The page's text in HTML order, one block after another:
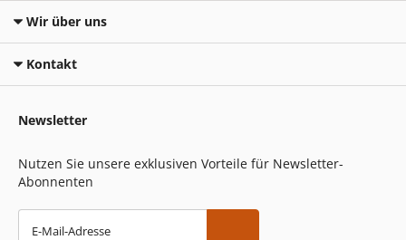
Wir über uns
Kontakt
Newsletter
Nutzen Sie unsere exklusiven Vorteile für Newsletter-
Abonnenten
E-Mail-Adresse